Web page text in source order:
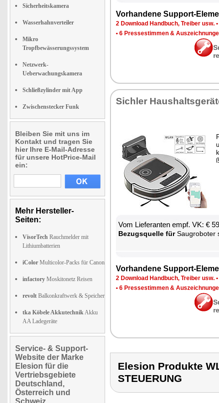
Sicherheitskamera
Wasserhahnverteiler
Mikro
Tropfbewässerungssystem
Netzwerk-
Ueberwachungskamera
Schließzylinder mit App
Zwischenstecker Funk
Bleiben Sie mit uns im
Kontakt und tragen Sie
hier Ihre E-Mail-Adresse
für unsere HotPrice-Mail
ein:
Mehr Hersteller-
Seiten:
VisorTech Rauchmelder mit
Lithiumbatterien
iColor Multicolor-Packs für Canon
infactory Moskitonetz Reisen
revolt Balkonkraftwerk & Speicher
tka Köbele AkkutechnikAkku
AA Ladegeräte
Service- & Support-
Website der Marke
Elesion für die
Vertriebsgebiete
Deutschland,
Österreich und
Schweiz
Vor­han­de­ne Sup­port-
2 Down­load Hand­buch, Trei­ber usw. •
• 6 Pres­se­stim­men &
Sich­ler
Vom Lie­fe­ran­ten empf. VK: €
Be­zugs­quel­le fürSau­g­ro­bo­ter
Vor­han­de­ne Sup­port-
2 Down­load Hand­buch, Trei­ber usw. •
• 6 Pres­se­stim­men &
Elesion Produkte
STEUERUNG